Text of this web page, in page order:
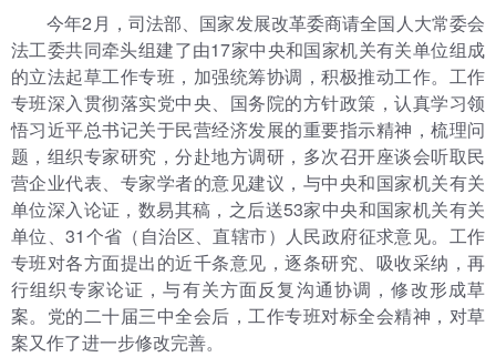
今年2月， 司法部、国家发展改革委商请全国人大常委会
法工委共同牵头组建了由17家中央和国家机关有关单位组成
的立法起草工作专班，加强统筹协调，积极推动工作。工作
专班深入贯彻落实党中央、国务院的方针政策，认真学习领
悟习近平总书记关于民营经济发展的重要指示精神，梳理问
题，组织专家研究，分赴地方调研，多次召开座谈会听取民
营企业代表、专家学者的意见建议，与中央和国家机关有关
单位深入论证，数易其稿 ，之后送53家中央和国家机关有关
单位、31个省（自治区、直辖市）人民政府征求意见。工作
专班对各方面提出的近千条意见，逐条研究、吸收采纳，再
行组织专家论证，与有关方面反复沟通协调，修改形成草
案。党的二十届三中全会后，工作专班对标全会精神，对草
案又作了进一步修改完善。